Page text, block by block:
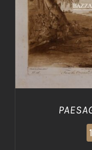
AGGIUNGI AL